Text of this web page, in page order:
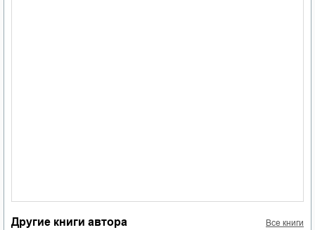
Другие книги автора Все книги